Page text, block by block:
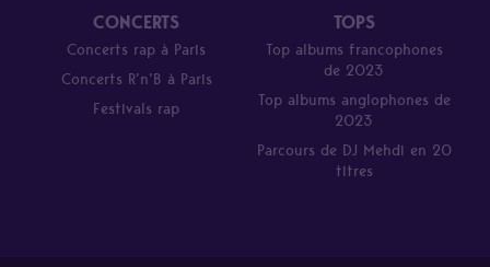
CONCERTS
Concerts rap à Paris
Concerts R’n’B à Paris
Festivals rap
TOPS
Top albums francophones
de 2023
Top albums anglophones de
2023
Parcours de DJ Mehdi en 20
titres